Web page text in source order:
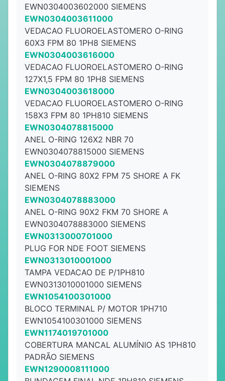
EWN0304003602000 SIEMENS
EWN0304003611000
VEDACAO FLUOROELASTOMERO O-RING
60X3 FPM 80 1PH8 SIEMENS
EWN0304003616000
VEDACAO FLUOROELASTOMERO O-RING
127X1,5 FPM 80 1PH8 SIEMENS
EWN0304003618000
VEDACAO FLUOROELASTOMERO O-RING
158X3 FPM 80 1PH810 SIEMENS
EWN0304078815000
ANEL O-RING 126X2 NBR 70
EWN0304078815000 SIEMENS
EWN0304078879000
ANEL O-RING 80X2 FPM 75 SHORE A FK
SIEMENS
EWN0304078883000
ANEL O-RING 90X2 FKM 70 SHORE A
EWN0304078883000 SIEMENS
EWN0313000701000
PLUG FOR NDE FOOT SIEMENS
EWN0313010001000
TAMPA VEDACAO DE P/1PH810
EWN0313010001000 SIEMENS
EWN1054100301000
BLOCO TERMINAL P/ MOTOR 1PH710
EWN1054100301000 SIEMENS
EWN1174019701000
COBERTURA MANCAL ALUMÍNIO AS 1PH810
PADRÃO SIEMENS
EWN1290008111000